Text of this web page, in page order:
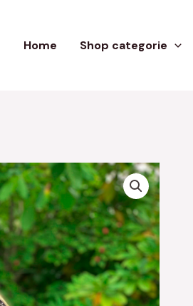
Home Shop categorie